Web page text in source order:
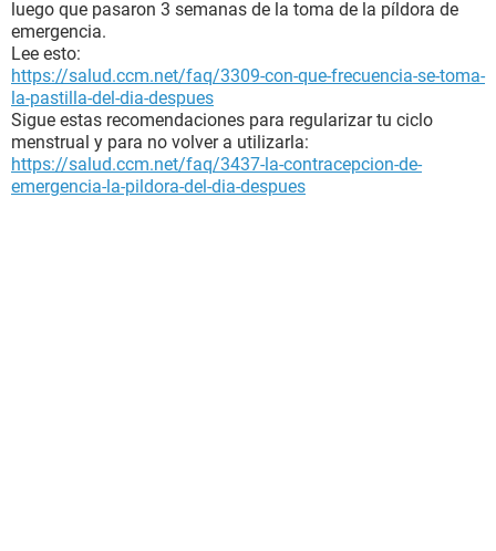
luego que pasaron 3 semanas de la toma de la píldora de
emergencia.
Lee esto:
https://salud.ccm.net/faq/3309-con-que-frecuencia-se-toma-
la-pastilla-del-dia-despues
Sigue estas recomendaciones para regularizar tu ciclo
menstrual y para no volver a utilizarla:
https://salud.ccm.net/faq/3437-la-contracepcion-de-
emergencia-la-pildora-del-dia-despues